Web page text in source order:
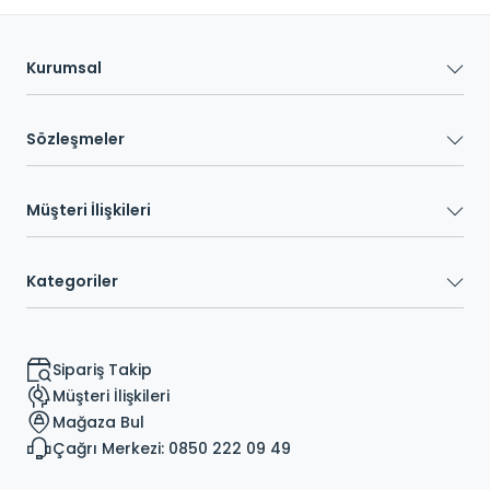
Kurumsal
Sözleşmeler
Müşteri İlişkileri
Kategoriler
Sipariş Takip
Müşteri İlişkileri
Mağaza Bul
Çağrı Merkezi: 0850 222 09 49